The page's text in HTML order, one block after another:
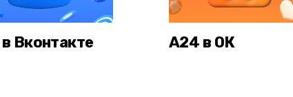
Вконтакте А24 в ОК